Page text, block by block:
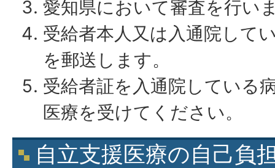
愛知県において審査を行い
受給者本人又は入通院して
を郵送します。
受給者証を入通院している
医療を受けてください。
自立支援医療の自己負